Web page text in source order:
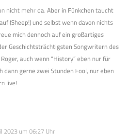
nicht mehr da. Aber in Fünkchen taucht
(Sheep!) und selbst wenn davon nichts
mich dennoch auf ein großartiges
Geschichtsträchtigsten Songwritern des
auch wenn “History” eben nur für
dann gerne zwei Stunden Fool, nur eben
live!
2023 um 06:27 Uhr